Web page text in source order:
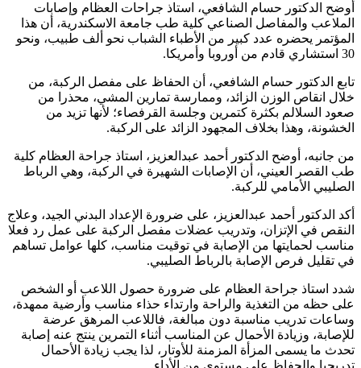
أوضح الدكتور حسام الشافعي، استاذ جراحات العظام وإصابات
الملاعب والمفاصل الصناعي كلية طب جامعة الاسكندرية، أن هذا
المؤتمر يحضره عدد كبير من الأطباء الشباب نحو ألف طبيب، ونحو
30 استشاري قادم من أوروبا وأمريكا.
تابع الدكتور حسام الشافعي، أن الحفاظ على مفصل الركبة، من
خلال انقاص الوزن الزائد، وممارسة تمارين المشي، محذرا من
صعود السلالم بكثرة كتمرين وجلسة القرفصاء؛ لأنها تزيد من
الخشونة، وهذا بخلاف المجهود الزائد على الركبة.
من جانبه، أوضح الدكتور أحمد عبدالعزيز، استاذ جراحة العظام كلية
طب القصر العيني، أن الإصابات الشهيرة في الركبة، وهي الرباط
الصليبي الأمامي للركبة.
أكد الدكتور أحمد عبدالعزيز، على ضرورة الإعداد البدني الجيد، وعلاج
النقص في الإتزان، وتدريب عضلات مفصل الركبة على عمل رد فعلا
مناسب لحمايتها من الإصابة في توقيت مناسب، كلها عوامل تساهم
في تقليل فرص الإصابة بالرباط الصليبي.
شدد استاذ جراحة العظام على ضرورة حصول اللاعب أو الشخص
على حظه من التغذية والراحة وارتداء حذاء مناسب وأرضية ممهدة،
وساعات تدريب مناسبة دون مبالغة، فاللاعب المرهق عرضة
للإصابة، وزيادة الأحمال عن المناسب أثناء التمرين ينتج عنه إصابة
تحدث ما يسمى المزأة المزمنة للأوتار، لذا يجب زيادة الأحمال